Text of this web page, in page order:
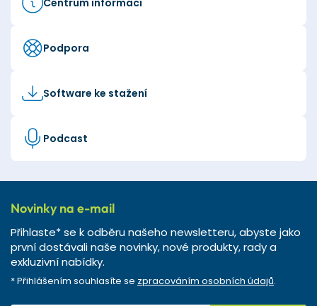
Podpora
Software ke stažení
Podcast
Novinky na e-mail
Přihlaste* se k odběru našeho newsletteru, abyste jako
první dostávali naše novinky, nové produkty, rady a
exkluzivní nabídky.
* Přihlášením souhlasíte se zpracováním osobních údajů.